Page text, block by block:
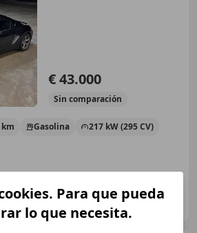
€ 43.000
Sin comparación
km Gasolina 217 kW (295 CV)
Para que pueda
lo que necesita.